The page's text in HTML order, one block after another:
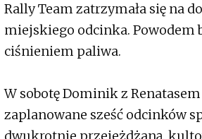
Rally Team zatrzymała się na
miejskiego odcinka. Powodem
ciśnieniem paliwa.
W sobotę Dominik z
zaplanowane sześć odcinków